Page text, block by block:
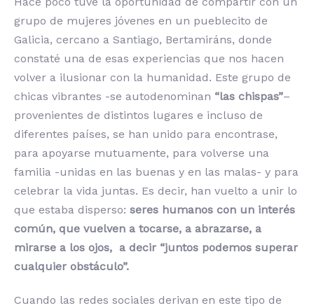
grupo de mujeres jóvenes en un pueblecito de
Galicia, cercano a Santiago, Bertamiráns, donde
constaté una de esas experiencias que nos hacen
volver a ilusionar con la humanidad. Este grupo de
chicas vibrantes -se autodenominan “las chispas”–
provenientes de distintos lugares e incluso de
diferentes países, se han unido para encontrase,
para apoyarse mutuamente, para volverse una
familia -unidas en las buenas y en las malas- y para
celebrar la vida juntas. Es decir, han vuelto a unir lo
que estaba disperso: seres humanos con un interés
común, que vuelven a tocarse, a abrazarse, a
mirarse a los ojos, a decir “juntos podemos superar
cualquier obstáculo”.
Cuando las redes sociales derivan en este tipo de